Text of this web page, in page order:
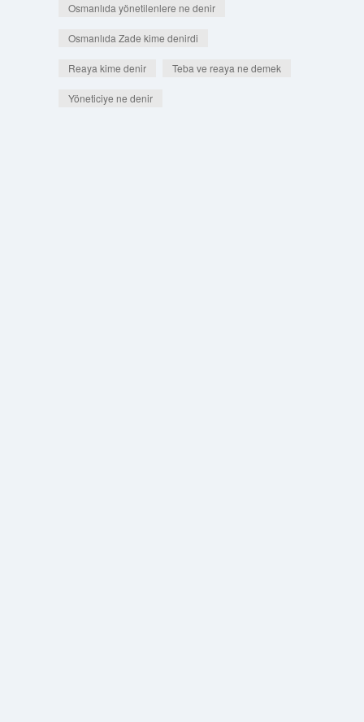
Osmanlıda yönetilenlere ne denir
Osmanlıda Zade kime denirdi
Reaya kime denir Teba ve reaya ne demek
Yöneticiye ne denir